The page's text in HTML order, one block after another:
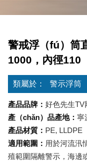
警戒浮（fú）筒
1000，內徑110
類屬於： 警示浮筒
產品品牌：好色先生TV
產（chǎn）品產地：寧
產品材質： PE, LLDPE
適用範圍： 用於河流汛
殖範圍隔離警示，海邊